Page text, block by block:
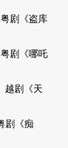
《盗库
《哪吒
《天
《痴